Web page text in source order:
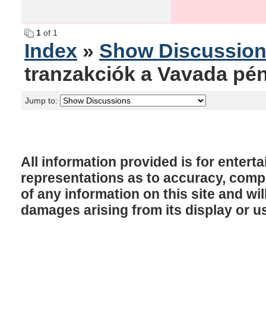
1 of 1
Index » Show
tranzakciók a Vavada
Jump to:
All information provided is for
representations as to accuracy,
of any information on this site and
damages arising from its display or